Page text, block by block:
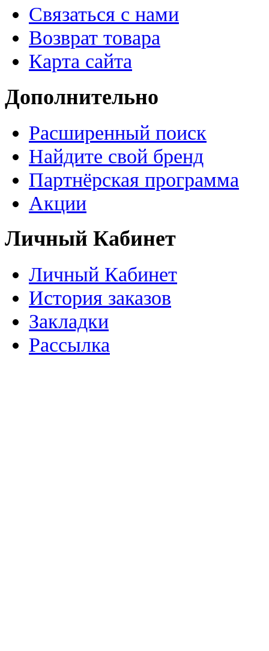
Связаться с нами
Возврат товара
Карта сайта
Дополнительно
Расширенный поиск
Найдите свой бренд
Партнёрская программа
Акции
Личный Кабинет
Личный Кабинет
История заказов
Закладки
Рассылка